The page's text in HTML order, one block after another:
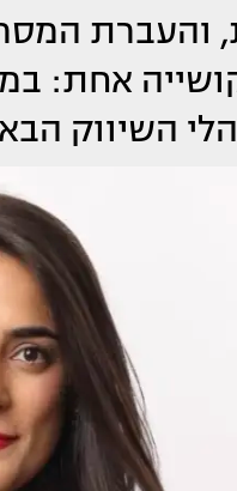
והעברת
אחת:
השיווק